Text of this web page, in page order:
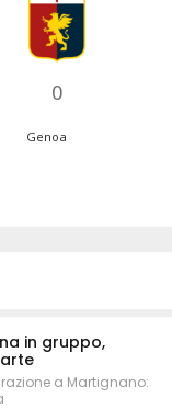
0
Genoa
in gruppo,
a Martignano: